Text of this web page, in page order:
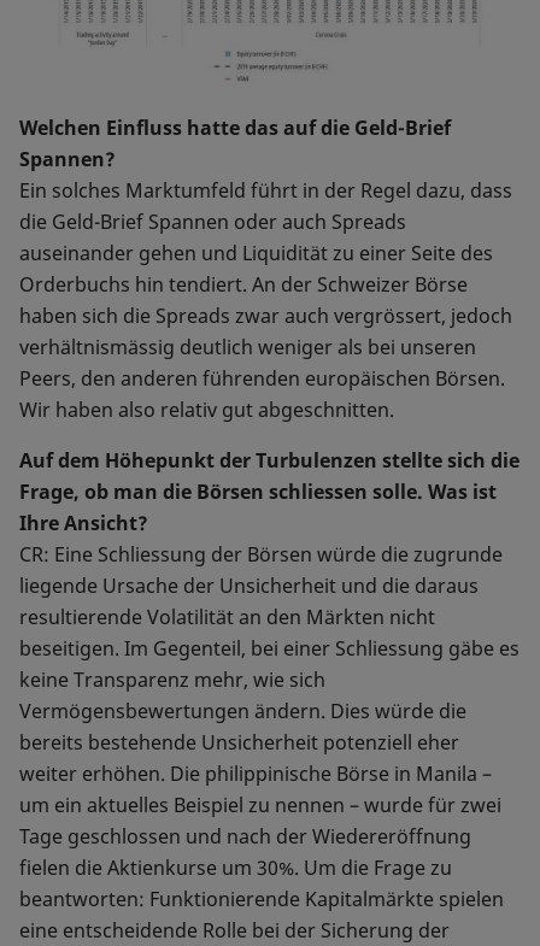
Welchen Einfluss hatte das auf die Geld-Brief
Spannen?
Ein solches Marktumfeld führt in der Regel dazu, dass
die Geld-Brief Spannen oder auch Spreads
auseinander gehen und Liquidität zu einer Seite des
Orderbuchs hin tendiert. An der Schweizer Börse
haben sich die Spreads zwar auch vergrössert, jedoch
verhältnismässig deutlich weniger als bei unseren
Peers, den anderen führenden europäischen Börsen.
Wir haben also relativ gut abgeschnitten.
Auf dem Höhepunkt der Turbulenzen stellte sich die
Frage, ob man die Börsen schliessen solle. Was ist
Ihre Ansicht?
CR: Eine Schliessung der Börsen würde die zugrunde
liegende Ursache der Unsicherheit und die daraus
resultierende Volatilität an den Märkten nicht
beseitigen. Im Gegenteil, bei einer Schliessung gäbe es
keine Transparenz mehr, wie sich
Vermögensbewertungen ändern. Dies würde die
bereits bestehende Unsicherheit potenziell eher
weiter erhöhen. Die philippinische Börse in Manila –
um ein aktuelles Beispiel zu nennen – wurde für zwei
Tage geschlossen und nach der Wiedereröffnung
fielen die Aktienkurse um 30%. Um die Frage zu
beantworten: Funktionierende Kapitalmärkte spielen
eine entscheidende Rolle bei der Sicherung der